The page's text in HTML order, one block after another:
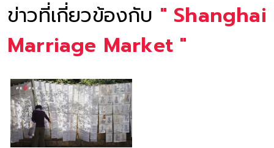
ข่าวที่เกี่ยวข้องกับ " Shanghai
Marriage Market "